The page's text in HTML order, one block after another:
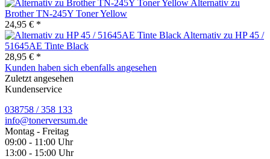
Alternativ zu
Brother TN-245Y Toner Yellow
24,95 € *
Alternativ zu HP 45 /
51645AE Tinte Black
28,95 € *
Kunden haben sich ebenfalls angesehen
Zuletzt angesehen
Kundenservice
038758 / 358 133
info@tonerversum.de
Montag - Freitag
09:00 - 11:00 Uhr
13:00 - 15:00 Uhr